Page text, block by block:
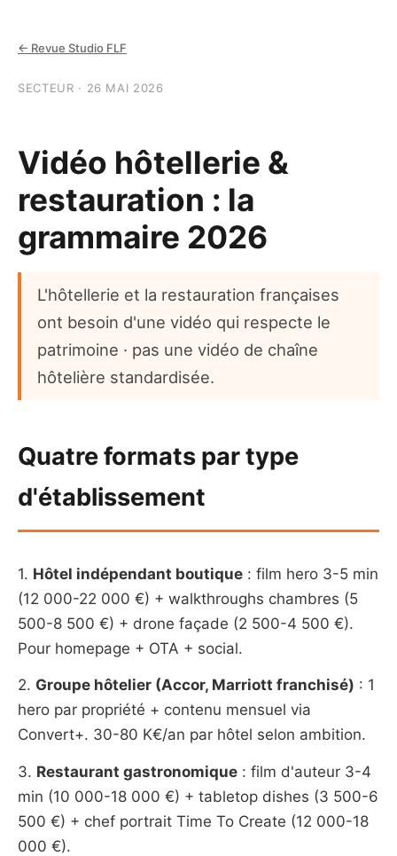
← Revue Studio FLF
SECTEUR · 26 MAI 2026
Vidéo hôtellerie &
restauration : la
grammaire 2026
L'hôtellerie et la restauration françaises
ont besoin d'une vidéo qui respecte le
patrimoine · pas une vidéo de chaîne
hôtelière standardisée.
Quatre formats par type
d'établissement
1. Hôtel indépendant boutique : film hero 3-5 min
(12 000-22 000 €) + walkthroughs chambres (5
500-8 500 €) + drone façade (2 500-4 500 €).
Pour homepage + OTA + social.
2. Groupe hôtelier (Accor, Marriott franchisé) : 1
hero par propriété + contenu mensuel via
Convert+. 30-80 K€/an par hôtel selon ambition.
3. Restaurant gastronomique : film d'auteur 3-4
min (10 000-18 000 €) + tabletop dishes (3 500-6
500 €) + chef portrait Time To Create (12 000-18
000 €).